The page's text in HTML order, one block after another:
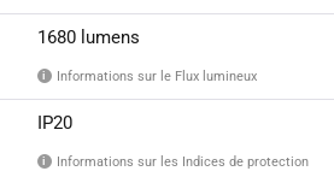
1680 lumens
i Informations sur le Flux lumineux
IP20
i Informations sur les Indices de protection